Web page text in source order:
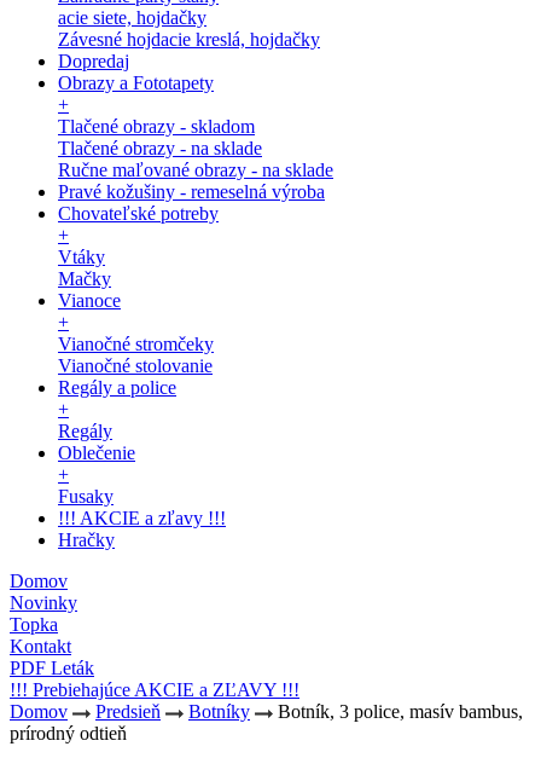
acie siete, hojdačky
Závesné hojdacie kreslá, hojdačky
Dopredaj
Obrazy a Fototapety
+
Tlačené obrazy - skladom
Tlačené obrazy - na sklade
Ručne maľované obrazy - na sklade
Pravé kožušiny - remeselná výroba
Chovateľské potreby
+
Vtáky
Mačky
Vianoce
+
Vianočné stromčeky
Vianočné stolovanie
Regály a police
+
Regály
Oblečenie
+
Fusaky
!!! AKCIE a zľavy !!!
Hračky
Domov
Novinky
Topka
Kontakt
PDF Leták
!!! Prebiehajúce AKCIE a ZĽAVY !!!
Domov
Predsieň Botníky
Botník, 3 police, masív bambus,
prírodný odtieň